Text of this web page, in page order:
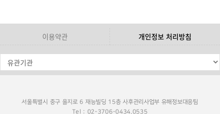
이용약관 개인정보 처리방침
서울특별시 중구 을지로 6 재능빌딩 15층 사후관리사업부 유해정보대응팀
Tel : 02-3706-0434,0535